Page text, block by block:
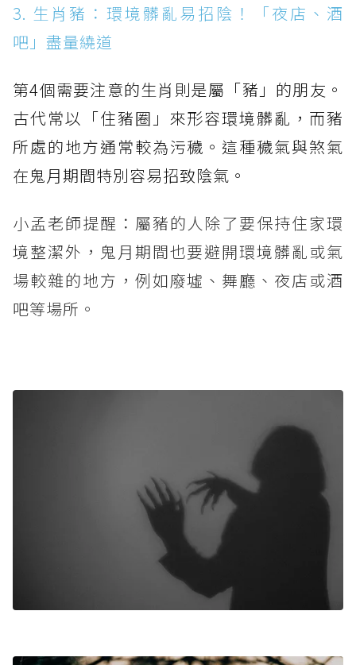
3. 生肖豬：環境髒亂易招陰！「夜店、酒
吧」盡量繞道
第4個需要注意的生肖則是屬「豬」的朋友。
古代常以「住豬圈」來形容環境髒亂，而豬
所處的地方通常較為污穢。這種穢氣與煞氣
在鬼月期間特別容易招致陰氣。
小孟老師提醒：屬豬的人除了要保持住家環
境整潔外，鬼月期間也要避開環境髒亂或氣
場較雜的地方，例如廢墟、舞廳、夜店或酒
吧等場所。